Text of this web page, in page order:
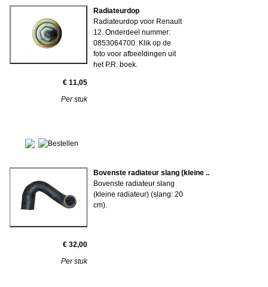
Radiateurdop
Radiateurdop voor Renault
12. Onderdeel nummer:
0853064700. Klik op de
foto voor afbeeldingen uit
het P.R. boek.
€ 11,05
Per stuk
Bovenste radiateur slang (kleine ..
Bovenste radiateur slang
(kleine radiateur) (slang: 20
cm).
€ 32,00
Per stuk